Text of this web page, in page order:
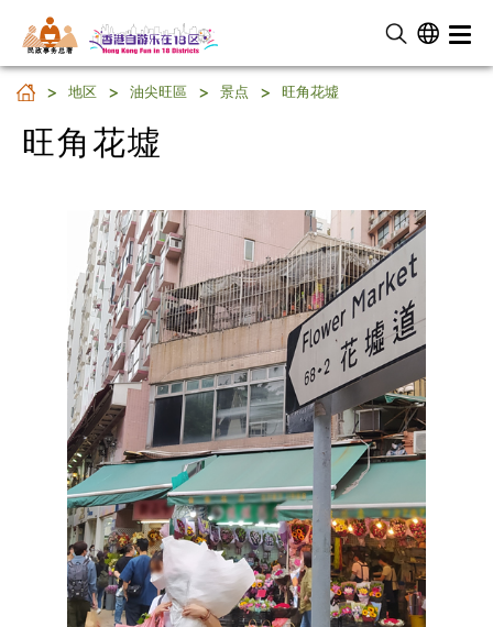
民 政 事 务 总 署
旺角花墟
地区 油尖旺區 景点 旺角花墟
旺角花墟